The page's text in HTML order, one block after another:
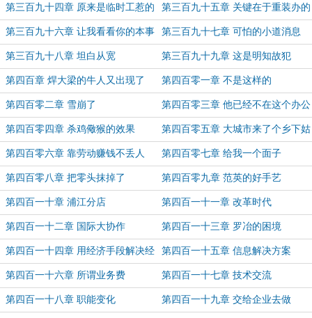
第三百九十四章 原来是临时工惹的
祸
第三百九十五章 关键在于重装办的
态度
第三百九十六章 让我看看你的本事 第三百九十七章 可怕的小道消息
第三百九十八章 坦白从宽 第三百九十九章 这是明知故犯
第四百章 焊大梁的牛人又出现了 第四百零一章 不是这样的
第四百零二章 雪崩了 第四百零三章 他已经不在这个办公
室了
第四百零四章 杀鸡儆猴的效果 第四百零五章 大城市来了个乡下姑
娘
第四百零六章 靠劳动赚钱不丢人 第四百零七章 给我一个面子
第四百零八章 把零头抹掉了 第四百零九章 范英的好手艺
第四百一十章 浦江分店 第四百一十一章 改革时代
第四百一十二章 国际大协作 第四百一十三章 罗冶的困境
第四百一十四章 用经济手段解决经
济问题
第四百一十五章 信息解决方案
第四百一十六章 所谓业务费 第四百一十七章 技术交流
第四百一十八章 职能变化 第四百一十九章 交给企业去做